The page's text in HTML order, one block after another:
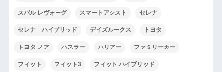
スバル レヴォーグ スマートアシスト セレナ
セレナ ハイブリッド デイズルークス トヨタ
トヨタ ノア ハスラー ハリアー ファミリーカー
フィット フィット3 フィット ハイブリッド